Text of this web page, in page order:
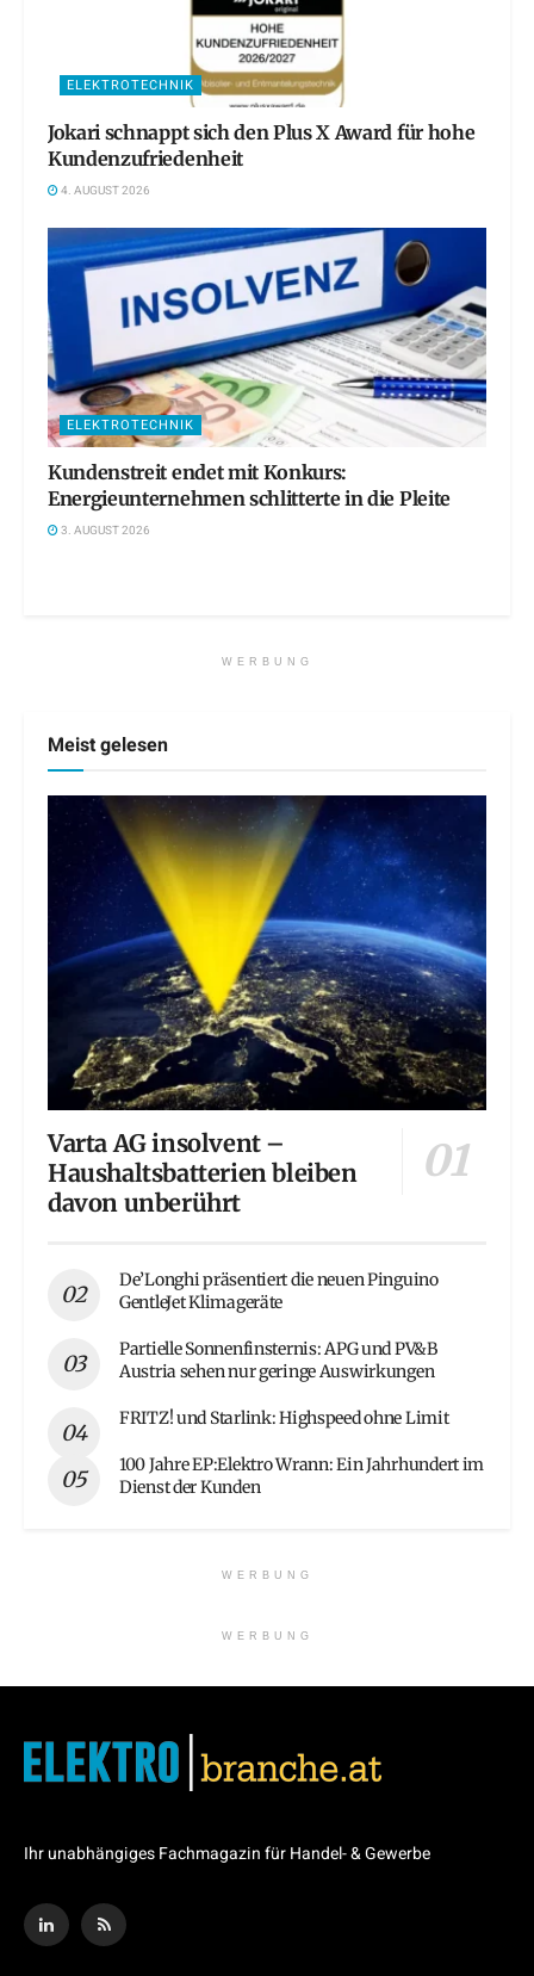
ELEKTROTECHNIK
Jokari schnappt sich den Plus X Award für hohe
Kundenzufriedenheit
4. AUGUST 2026
ELEKTROTECHNIK
Kundenstreit endet mit Konkurs:
Energieunternehmen schlitterte in die Pleite
3. AUGUST 2026
WERBUNG
Meist gelesen
Varta AG insolvent –
Haushaltsbatterien bleiben
davon unberührt
De’Longhi präsentiert die neuen Pinguino
GentleJet Klimageräte
Partielle Sonnenfinsternis: APG und PV&B
Austria sehen nur geringe Auswirkungen
FRITZ! und Starlink: Highspeed ohne Limit
100 Jahre EP:Elektro Wrann: Ein Jahrhundert im
Dienst der Kunden
WERBUNG
WERBUNG
Ihr unabhängiges Fachmagazin für Handel- & Gewerbe